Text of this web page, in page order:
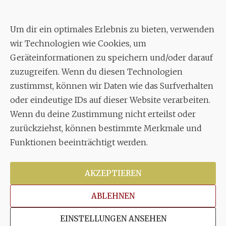
Um dir ein optimales Erlebnis zu bieten, verwenden
wir Technologien wie Cookies, um
Geräteinformationen zu speichern und/oder darauf
zuzugreifen. Wenn du diesen Technologien
zustimmst, können wir Daten wie das Surfverhalten
oder eindeutige IDs auf dieser Website verarbeiten.
Wenn du deine Zustimmung nicht erteilst oder
zurückziehst, können bestimmte Merkmale und
Funktionen beeinträchtigt werden.
AKZEPTIEREN
ABLEHNEN
EINSTELLUNGEN ANSEHEN
Aixheimer Str. 18
70619 Stuttgart
MUSIK
Musikalischer Leiter:
Enrico Trummer
Tel.+49 (0)177 / 34 23 57 1
Facebook
TwitterYouTube
Copyright © 2026Stuttgarter Oratorienchor e.V.Alle
Rechte vorbehalten.